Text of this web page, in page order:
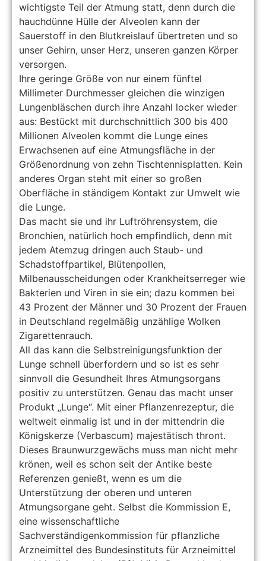
wichtigste Teil der Atmung statt, denn durch die
hauchdünne Hülle der Alveolen kann der
Sauerstoff in den Blutkreislauf übertreten und so
unser Gehirn, unser Herz, unseren ganzen Körper
versorgen.
Ihre geringe Größe von nur einem fünftel
Millimeter Durchmesser gleichen die winzigen
Lungenbläschen durch ihre Anzahl locker wieder
aus: Bestückt mit durchschnittlich 300 bis 400
Millionen Alveolen kommt die Lunge eines
Erwachsenen auf eine Atmungsfläche in der
Größenordnung von zehn Tischtennisplatten. Kein
anderes Organ steht mit einer so großen
Oberfläche in ständigem Kontakt zur Umwelt wie
die Lunge.
Das macht sie und ihr Luftröhrensystem, die
Bronchien, natürlich hoch empfindlich, denn mit
jedem Atemzug dringen auch Staub- und
Schadstoffpartikel, Blütenpollen,
Milbenausscheidungen oder Krankheitserreger wie
Bakterien und Viren in sie ein; dazu kommen bei
43 Prozent der Männer und 30 Prozent der Frauen
in Deutschland regelmäßig unzählige Wolken
Zigarettenrauch.
All das kann die Selbstreinigungsfunktion der
Lunge schnell überfordern und so ist es sehr
sinnvoll die Gesundheit Ihres Atmungsorgans
positiv zu unterstützen. Genau das macht unser
Produkt „Lunge“. Mit einer Pflanzenrezeptur, die
weltweit einmalig ist und in der mittendrin die
Königskerze (Verbascum) majestätisch thront.
Dieses Braunwurzgewächs muss man nicht mehr
krönen, weil es schon seit der Antike beste
Referenzen genießt, wenn es um die
Unterstützung der oberen und unteren
Atmungsorgane geht. Selbst die Kommission E,
eine wissenschaftliche
Sachverständigenkommission für pflanzliche
Arzneimittel des Bundesinstituts für Arzneimittel